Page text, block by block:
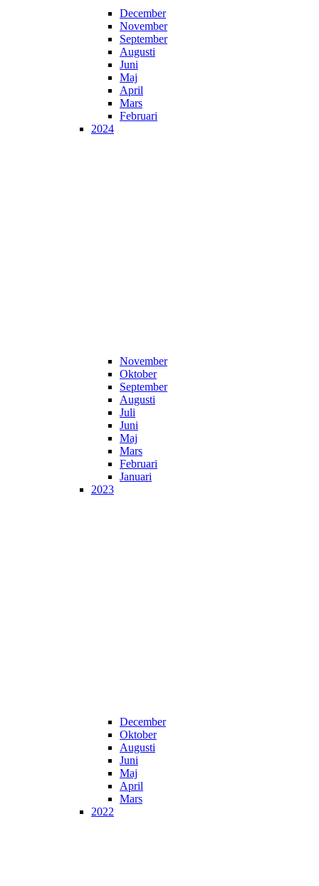
December
November
September
Augusti
Juni
Maj
April
Mars
Februari
2024
November
Oktober
September
Augusti
Juli
Juni
Maj
Mars
Februari
Januari
2023
December
Oktober
Augusti
Juni
Maj
April
Mars
2022